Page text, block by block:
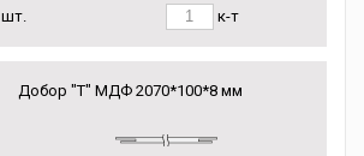
шт. к-т
Добор "Т" МДФ 2070*100*8 мм